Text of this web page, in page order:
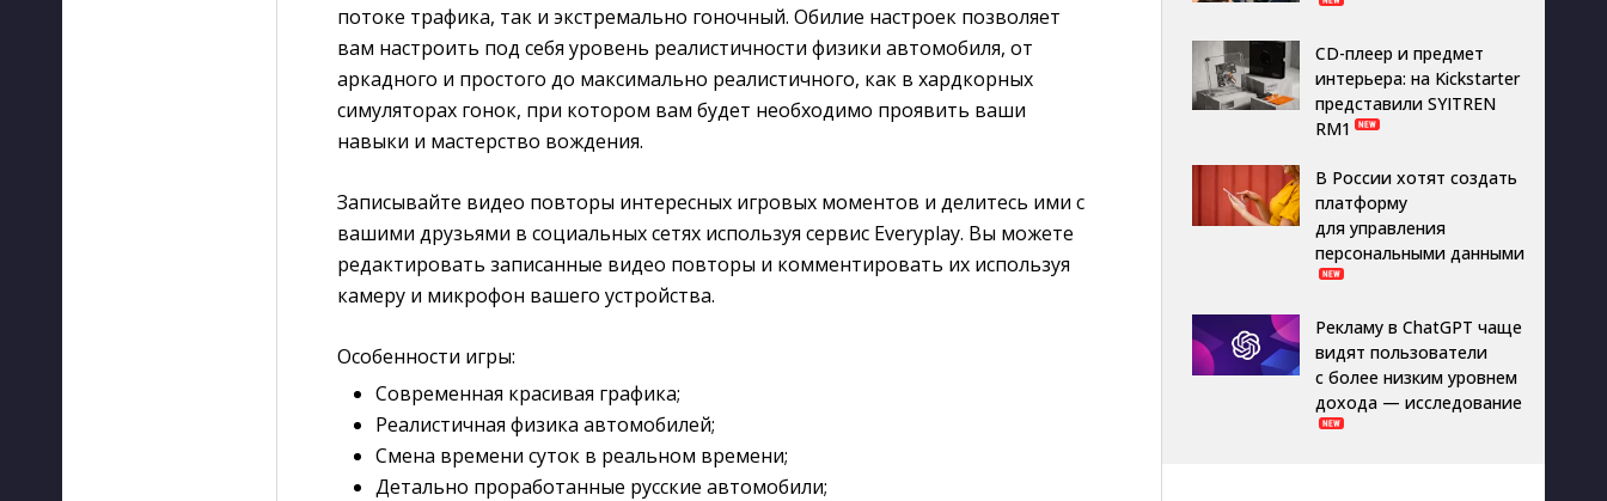
потоке трафика, так и экстремально гоночный. Обилие настроек позволяет
вам настроить под себя уровень реалистичности физики автомобиля, от
аркадного и простого до максимально реалистичного, как в хардкорных
симуляторах гонок, при котором вам будет необходимо проявить ваши
навыки и мастерство вождения.
Записывайте видео повторы интересных игровых моментов и делитесь ими с
вашими друзьями в социальных сетях используя сервис Everyplay. Вы можете
редактировать записанные видео повторы и комментировать их используя
камеру и микрофон вашего устройства.
Особенности игры:
Современная красивая графика;
Реалистичная физика автомобилей;
Смена времени суток в реальном времени;
Детально проработанные русские автомобили;
CD-плеер и предмет
интерьера: на Kickstarter
представили SYITREN
RM1
В России хотят создать
платформу
для управления
персональными данными
Рекламу в ChatGPT чаще
видят пользователи
с более низким уровнем
дохода — исследование